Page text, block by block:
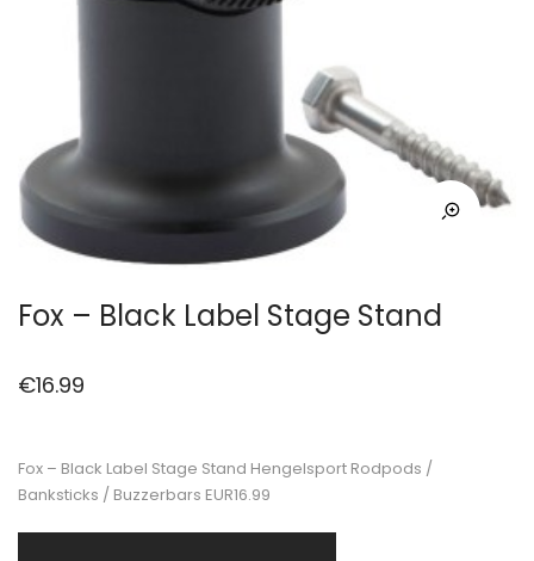
Fox – Black Label Stage Stand
€16.99
Fox – Black Label Stage Stand Hengelsport Rodpods /
Banksticks / Buzzerbars EUR16.99